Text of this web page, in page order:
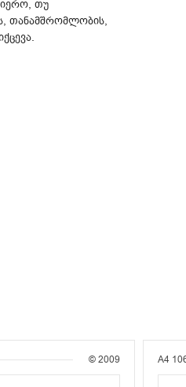
თუ
თანამშრომლობის,
© 2009 A4